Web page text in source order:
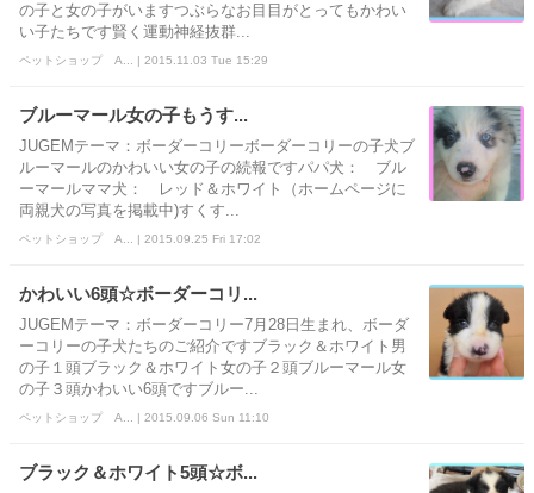
の子と女の子がいますつぶらなお目目がとってもかわい
い子たちです賢く運動神経抜群...
ペットショップ A... | 2015.11.03 Tue 15:29
ブルーマール女の子もうす...
JUGEMテーマ：ボーダーコリーボーダーコリーの子犬ブ
ルーマールのかわいい女の子の続報ですパパ犬： ブル
ーマールママ犬： レッド＆ホワイト（ホームページに
両親犬の写真を掲載中)すくす...
ペットショップ A... | 2015.09.25 Fri 17:02
かわいい6頭☆ボーダーコリ...
JUGEMテーマ：ボーダーコリー7月28日生まれ、ボーダ
ーコリーの子犬たちのご紹介ですブラック＆ホワイト男
の子１頭ブラック＆ホワイト女の子２頭ブルーマール女
の子３頭かわいい6頭ですブルー...
ペットショップ A... | 2015.09.06 Sun 11:10
ブラック＆ホワイト5頭☆ボ...